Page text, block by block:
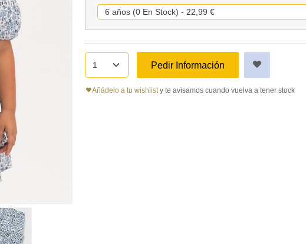
Pedir Información
Añádelo a tu wishlist y te avisamos cuando vuelva a tener stock